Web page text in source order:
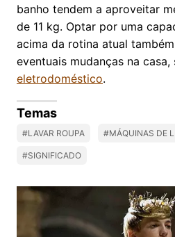
banho tendem a aproveitar
de 11 kg. Optar por uma
acima da rotina atual
eventuais mudanças na
eletrodoméstico.
Temas
#LAVAR ROUPA #MÁQUINAS DE
#SIGNIFICADO